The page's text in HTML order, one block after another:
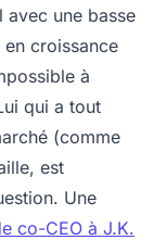
avec une basse
croissance
à
qui a tout
(comme
est
Une
co-CEO à J.K.